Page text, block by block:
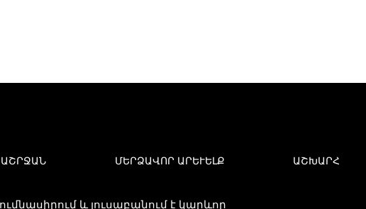
ՄԵՐՁԱՎՈՐ ԱՐԵՒԵԼՔ ԱՇԽԱՐՀ
և լուսաբանում է կարևոր